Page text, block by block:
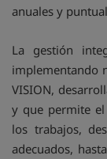
anuales y
La gestión
implementando
VISION,
y que permite
los trabajos,
adecuados,